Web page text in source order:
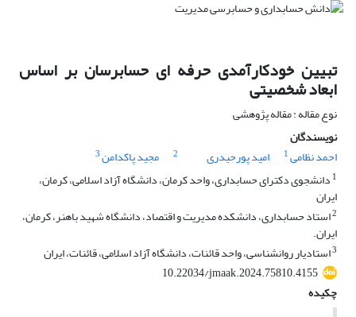
تبیین خودکارآمدی حرفه ای حسابرسان بر اساس
ابعاد شخصیتی
نوع مقاله : مقاله پژوهشی
نویسندگان
احمد نظامی1 امید پورحیدری 2 مجید پاکدامن3
1 دانشجوی دکترای حسابداری، واحد کرمان، دانشگاه آزاد اسلامی، کرمان،
ایران
2استاد حسابداری، دانشکده مدیریت و اقتصاد، دانشگاه شهید باهنر، کرمان،
ایران.
3استادیار روانشناسی، واحد قائنات، دانشگاه آزاد اسلامی، قائنات، ایران
10.22034/jmaak.2024.75810.4155
چکیده